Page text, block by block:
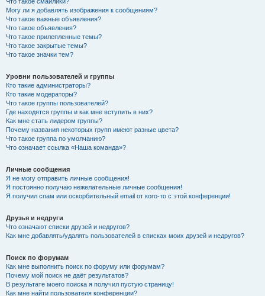
Могу ли я добавлять изображения к сообщениям?
Что такое важные объявления?
Что такое объявления?
Что такое прилепленные темы?
Что такое закрытые темы?
Что такое значки тем?
Уровни пользователей и группы
Кто такие администраторы?
Кто такие модераторы?
Что такое группы пользователей?
Где находятся группы и как мне вступить в них?
Как мне стать лидером группы?
Почему названия некоторых групп имеют разные цвета?
Что такое группа по умолчанию?
Что означает ссылка «Наша команда»?
Личные сообщения
Я не могу отправить личные сообщения!
Я постоянно получаю нежелательные личные сообщения!
Я получил спам или оскорбительный email от кого-то с этой конференции!
Друзья и недруги
Что означают списки друзей и недругов?
Как мне добавлять/удалять пользователей в списках моих друзей и недругов?
Поиск по форумам
Как мне выполнить поиск по форуму или форумам?
Почему мой поиск не даёт результатов?
В результате моего поиска я получил пустую страницу!
Как мне найти пользователя конференции?